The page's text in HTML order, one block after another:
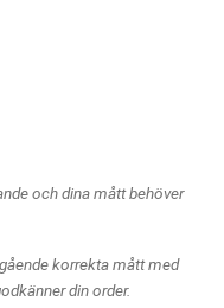
och dina mått behöver
korrekta mått med
din order.